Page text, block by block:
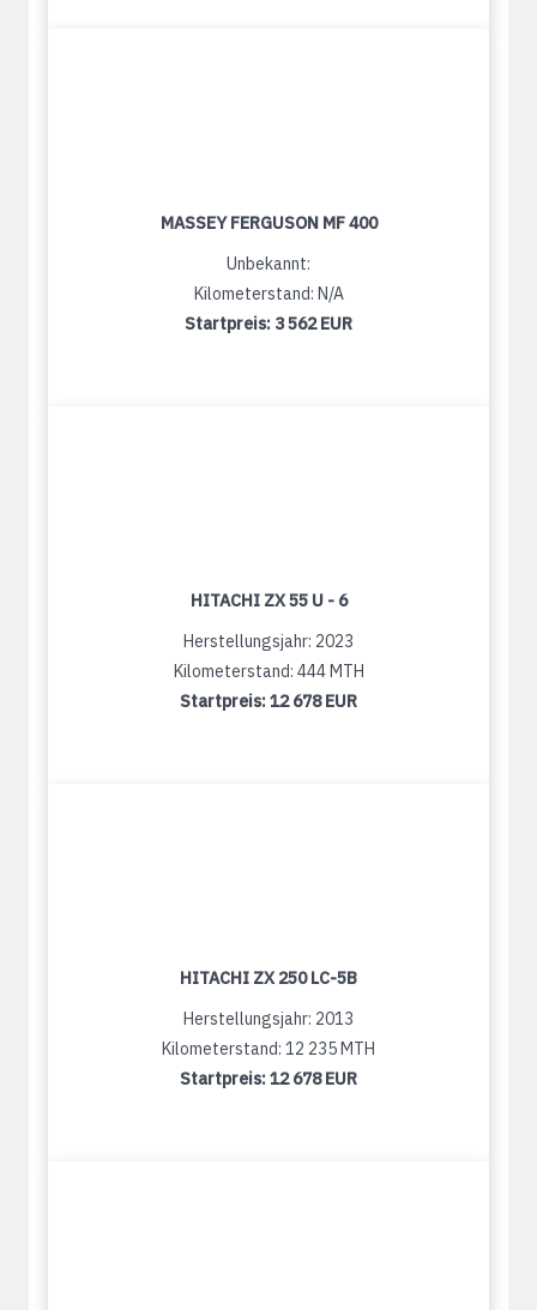
MASSEY FERGUSON MF 400
Unbekannt:
Kilometerstand: N/A
Startpreis: 3 562 EUR
HITACHI ZX 55 U - 6
Herstellungsjahr: 2023
Kilometerstand: 444 MTH
Startpreis:12 678 EUR
HITACHI ZX 250 LC-5B
Herstellungsjahr: 2013
Kilometerstand: 12 235 MTH
Startpreis:12 678 EUR